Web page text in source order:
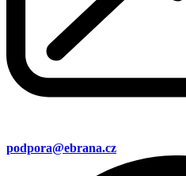
podpora@ebrana.cz